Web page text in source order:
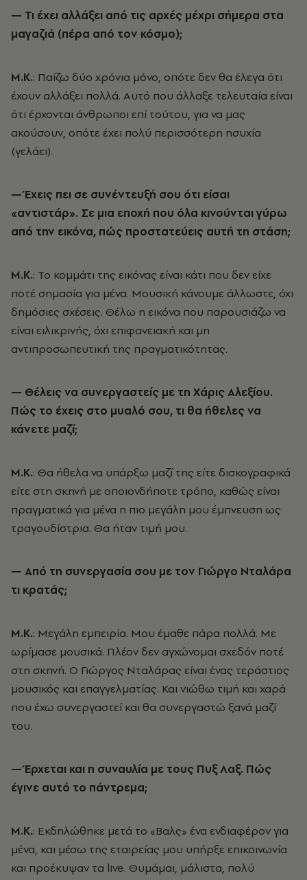
— Τι έχει αλλάξει από τις αρχές μέχρι σήμερα στα
μαγαζιά (πέρα από τον κόσμο);
Μ.Κ.: Παίζω δύο χρόνια μόνο, οπότε δεν θα έλεγα ότι
έχουν αλλάξει πολλά. Αυτό που άλλαξε τελευταία είναι
ότι έρχονται άνθρωποι επί τούτου, για να μας
ακούσουν, οπότε έχει πολύ περισσότερη ησυχία
(γελάει).
— Έχεις πει σε συνέντευξή σου ότι είσαι
«αντιστάρ». Σε μια εποχή που όλα κινούνται γύρω
από την εικόνα, πώς προστατεύεις αυτή τη στάση;
Μ.Κ.: Το κομμάτι της εικόνας είναι κάτι που δεν είχε
ποτέ σημασία για μένα. Μουσική κάνουμε άλλωστε, όχι
δημόσιες σχέσεις. Θέλω η εικόνα που παρουσιάζω να
είναι ειλικρινής, όχι επιφανειακή και μη
αντιπροσωπευτική της πραγματικότητας.
— Θέλεις να συνεργαστείς με τη Χάρις Αλεξίου.
Πώς το έχεις στο μυαλό σου, τι θα ήθελες να
κάνετε μαζί;
Μ.Κ.: Θα ήθελα να υπάρξω μαζί της είτε δισκογραφικά
είτε στη σκηνή με οποιονδήποτε τρόπο, καθώς είναι
πραγματικά για μένα η πιο μεγάλη μου έμπνευση ως
τραγουδίστρια. Θα ήταν τιμή μου.
— Από τη συνεργασία σου με τον Γιώργο Νταλάρα
τι κρατάς;
Μ.Κ.: Μεγάλη εμπειρία. Μου έμαθε πάρα πολλά. Με
ωρίμασε μουσικά. Πλέον δεν αγχώνομαι σχεδόν ποτέ
στη σκηνή. Ο Γιώργος Νταλάρας είναι ένας τεράστιος
μουσικός και επαγγελματίας. Και νιώθω τιμή και χαρά
που έχω συνεργαστεί και θα συνεργαστώ ξανά μαζί
του.
— Έρχεται και η συναυλία με τους Πυξ Λαξ. Πώς
έγινε αυτό το πάντρεμα;
Μ.Κ.: Εκδηλώθηκε μετά το «Βαλς» ένα ενδιαφέρον για
μένα, και μέσω της εταιρείας μου υπήρξε επικοινωνία
και προέκυψαν τα live. Θυμάμαι, μάλιστα, πολύ